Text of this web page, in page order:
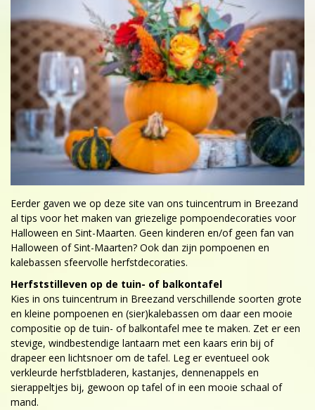
Eerder gaven we op deze site van ons tuincentrum in Breezand
al tips voor het maken van griezelige pompoendecoraties voor
Halloween en Sint-Maarten. Geen kinderen en/of geen fan van
Halloween of Sint-Maarten? Ook dan zijn pompoenen en
kalebassen sfeervolle herfstdecoraties.
Herfststilleven op de tuin- of balkontafel
Kies in ons tuincentrum in Breezand verschillende soorten grote
en kleine pompoenen en (sier)kalebassen om daar een mooie
compositie op de tuin- of balkontafel mee te maken. Zet er een
stevige, windbestendige lantaarn met een kaars erin bij of
drapeer een lichtsnoer om de tafel. Leg er eventueel ook
verkleurde herfstbladeren, kastanjes, dennenappels en
sierappeltjes bij, gewoon op tafel of in een mooie schaal of
mand.